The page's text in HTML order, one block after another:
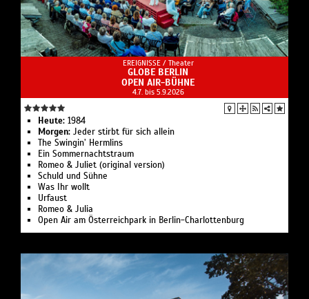
EREIGNISSE / Theater
GLOBE BERLIN
OPEN AIR-BÜHNE
4.7. bis 5.9.2026
Heute: 1984
Morgen: Jeder stirbt für sich allein
The Swingin’ Hermlins
Ein Sommernachtstraum
Romeo & Juliet (original version)
Schuld und Sühne
Was Ihr wollt
Urfaust
Romeo & Julia
Open Air am Österreichpark in Berlin-Charlottenburg